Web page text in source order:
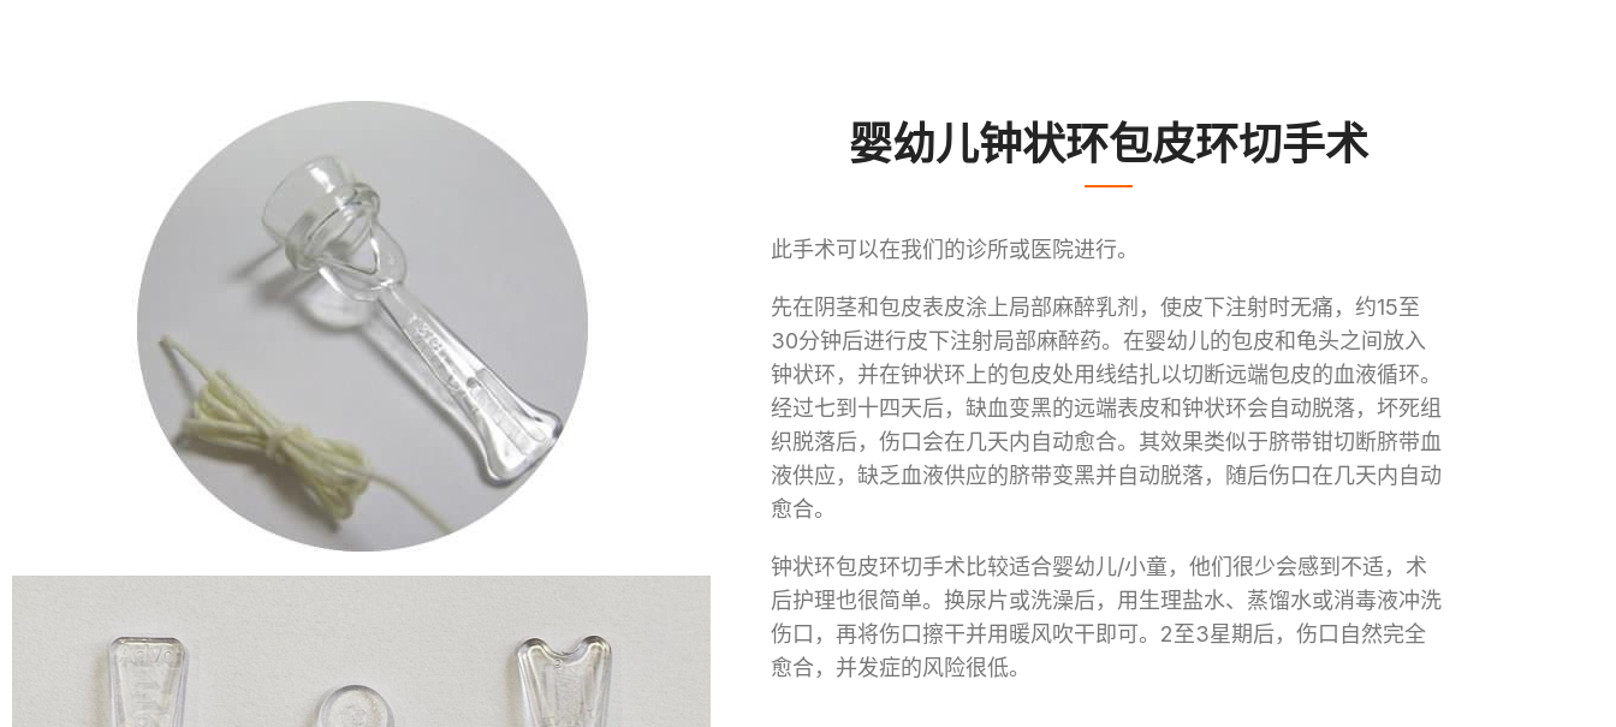
婴幼儿钟状环包皮环切手术
此手术可以在我们的诊所或医院进行。
先在阴茎和包皮表皮涂上局部麻醉乳剂，使皮下注射时无痛，约15至
30分钟后进行皮下注射局部麻醉药。在婴幼儿的包皮和龟头之间放入
钟状环，并在钟状环上的包皮处用线结扎以切断远端包皮的血液循环。
经过七到十四天后，缺血变黑的远端表皮和钟状环会自动脱落，坏死组
织脱落后，伤口会在几天内自动愈合。其效果类似于脐带钳切断脐带血
液供应，缺乏血液供应的脐带变黑并自动脱落，随后伤口在几天内自动
愈合。
钟状环包皮环切手术比较适合婴幼儿/小童，他们很少会感到不适，术
后护理也很简单。换尿片或洗澡后，用生理盐水、蒸馏水或消毒液冲洗
伤口，再将伤口擦干并用暖风吹干即可。2至3星期后，伤口自然完全
愈合，并发症的风险很低。